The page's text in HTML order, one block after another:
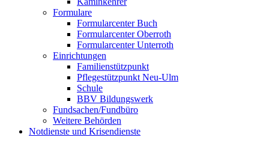
Formulare
Formularcenter Buch
Formularcenter Oberroth
Formularcenter Unterroth
Einrichtungen
Familienstützpunkt
Pflegestützpunkt Neu-Ulm
Schule
BBV Bildungswerk
Fundsachen/Fundbüro
Weitere Behörden
Notdienste und Krisendienste